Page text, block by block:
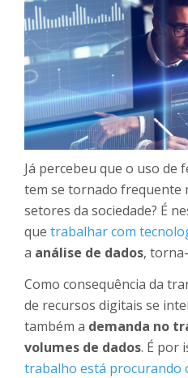
Já percebeu que o uso de
tem se tornado frequente
setores da sociedade? É
que trabalhar com
a análise de dados,
Como consequência da
de recursos digitais se
também a demanda no
volumes de dados. É por
trabalho está procurando